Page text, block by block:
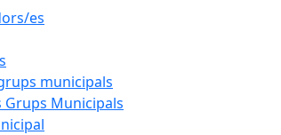
es
municipals
Grups Municipals